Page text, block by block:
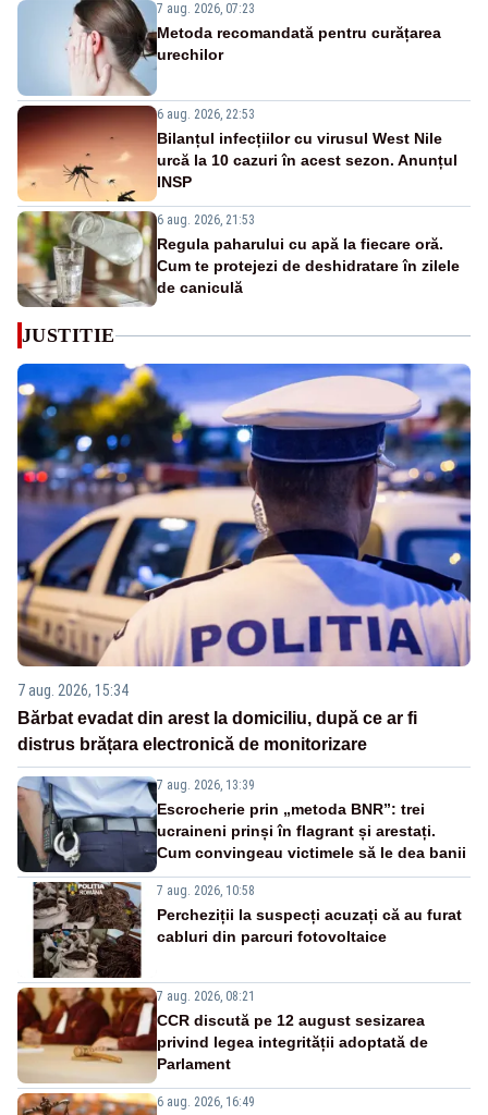
7 aug. 2026, 07:23
Metoda recomandată pentru curățarea
urechilor
6 aug. 2026, 22:53
Bilanțul infecțiilor cu virusul West Nile
urcă la 10 cazuri în acest sezon. Anunțul
INSP
6 aug. 2026, 21:53
Regula paharului cu apă la fiecare oră.
Cum te protejezi de deshidratare în zilele
de caniculă
JUSTITIE
7 aug. 2026, 15:34
Bărbat evadat din arest la domiciliu, după ce ar fi
distrus brățara electronică de monitorizare
7 aug. 2026, 13:39
Escrocherie prin „metoda BNR”: trei
ucraineni prinși în flagrant și arestați.
Cum convingeau victimele să le dea banii
7 aug. 2026, 10:58
Percheziții la suspecți acuzați că au furat
cabluri din parcuri fotovoltaice
7 aug. 2026, 08:21
CCR discută pe 12 august sesizarea
privind legea integrității adoptată de
Parlament
6 aug. 2026, 16:49